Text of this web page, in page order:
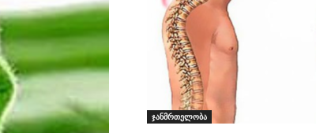
ჯანმრთელობა